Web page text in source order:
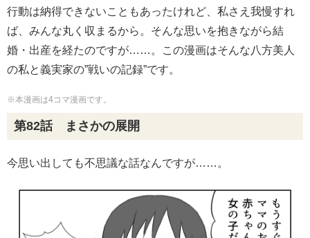
行動は納得できないこともあったけれど、私さえ我慢すれ
ば、みんな丸く収まるから。そんな思いを抱きながら結
婚・出産を経たのですが……。この漫画はそんな八方美人
の私と義実家の”戦いの記録”です。
※本漫画は4コマ漫画です。
第82話 まさかの展開
今思い出しても不思議な話なんですが……。